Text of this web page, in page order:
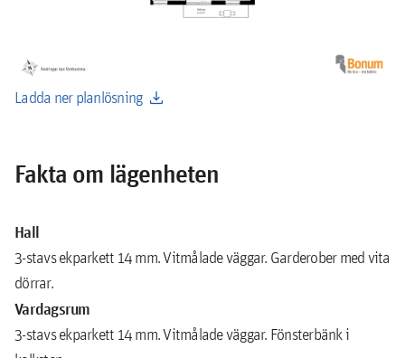
Ladda ner planlösning download
Fakta om lägenheten
Hall
3-stavs ekparkett 14 mm. Vitmålade väggar. Garderober med vita
dörrar.
Vardagsrum
3-stavs ekparkett 14 mm. Vitmålade väggar. Fönsterbänk i